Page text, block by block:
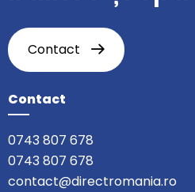
Contact
Contact
0743 807 678
0743 807 678
contact@directromania.ro